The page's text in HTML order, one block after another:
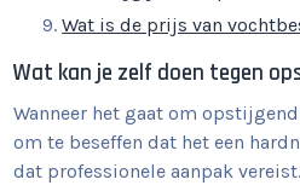
Wat is de prijs van
Wat kan je zelf doen tegen
Wanneer het gaat om
om te beseffen dat het een
dat professionele aanpak